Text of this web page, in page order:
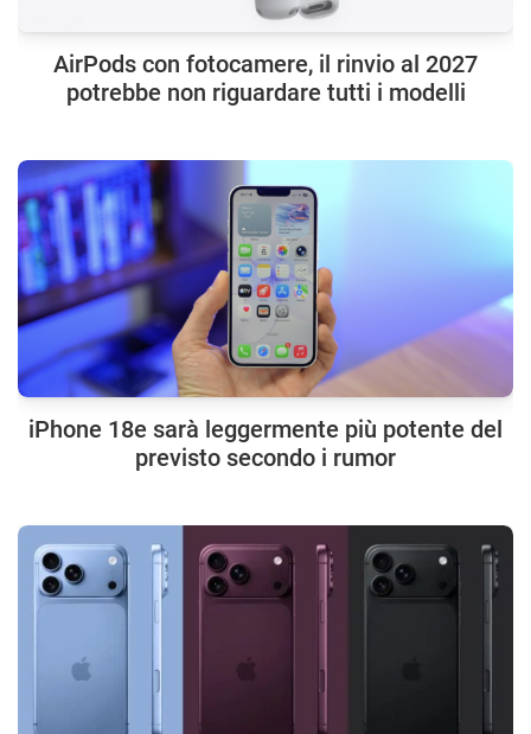
AirPods con fotocamere, il rinvio al 2027
potrebbe non riguardare tutti i modelli
iPhone 18e sarà leggermente più potente del
previsto secondo i rumor